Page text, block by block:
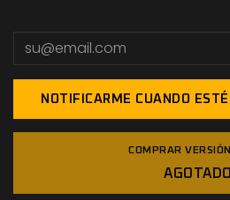
NOTIFICARME CUANDO
COMPRAR
AGOTADO